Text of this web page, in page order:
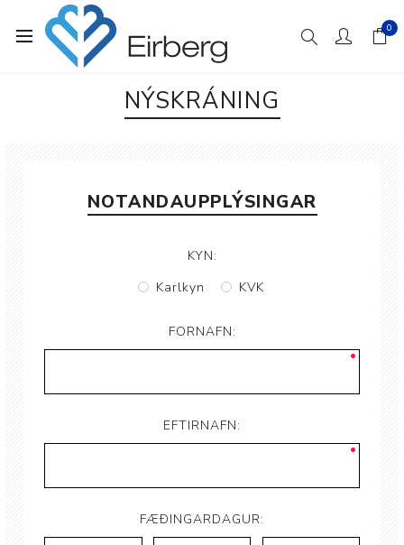
0
NÝSKRÁNING
NOTANDAUPPLÝSINGAR
KYN:
Karlkyn
KVK
FORNAFN:
EFTIRNAFN:
FÆÐINGARDAGUR: